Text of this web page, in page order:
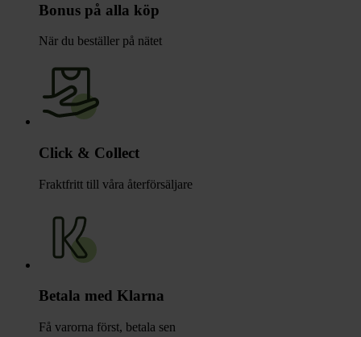
Bonus på alla köp
När du beställer på nätet
Click & Collect
Fraktfritt till våra återförsäljare
Betala med Klarna
Få varorna först, betala sen